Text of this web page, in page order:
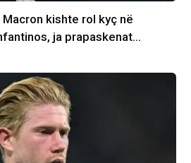
kishte rol kyç në
ja prapaskenat…